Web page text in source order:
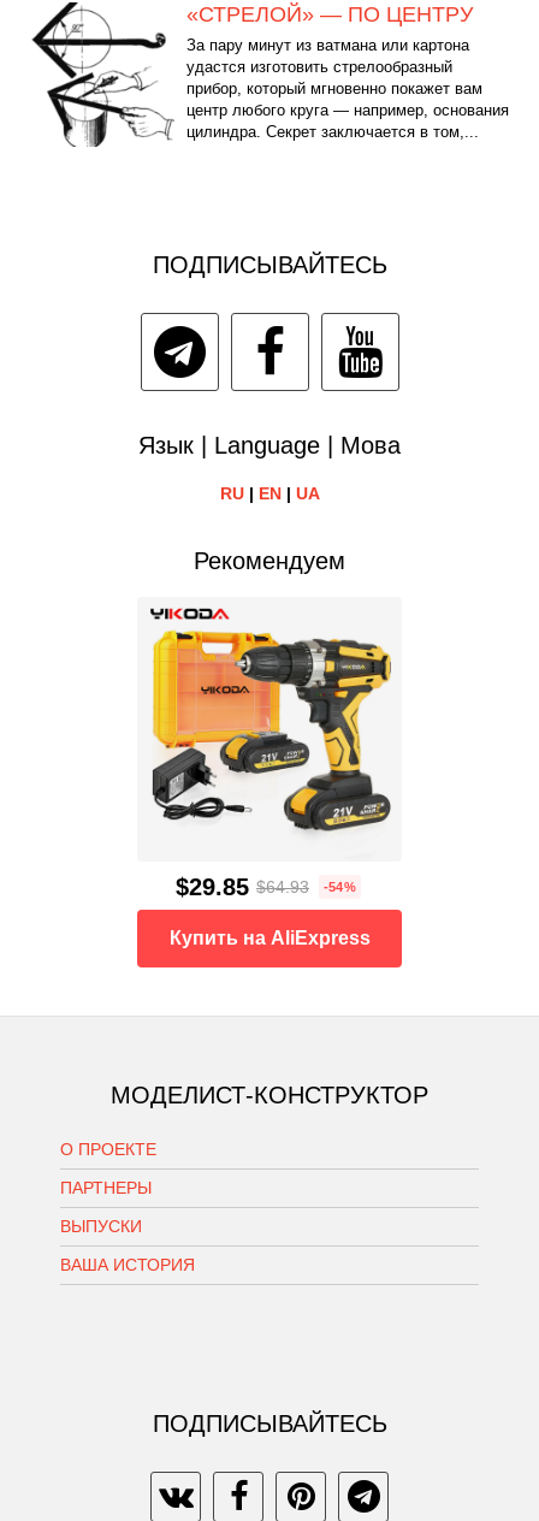
«СТРЕЛОЙ» — ПО ЦЕНТРУ
За пару минут из ватмана или картона
удастся изготовить стрелообразный
прибор, который мгновенно покажет вам
центр любого круга — например, основания
цилиндра. Секрет заключается в том,...
ПОДПИСЫВАЙТЕСЬ
Язык | Language | Мова
RU| EN| UA
Рекомендуем
$29.85 $64.93 -54%
Купить на AliExpress
МОДЕЛИСТ-КОНСТРУКТОР
О ПРОЕКТЕ
ПАРТНЕРЫ
ВЫПУСКИ
ВАША ИСТОРИЯ
ПОДПИСЫВАЙТЕСЬ